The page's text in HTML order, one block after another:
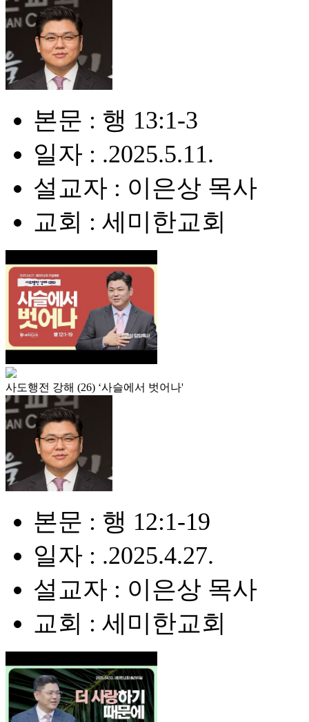
본문 : 행 13:1-3
일자 : .2025.5.11.
설교자 : 이은상 목사
교회 : 세미한교회
사도행전 강해 (26) ‘사슬에서 벗어나'
본문 : 행 12:1-19
일자 : .2025.4.27.
설교자 : 이은상 목사
교회 : 세미한교회